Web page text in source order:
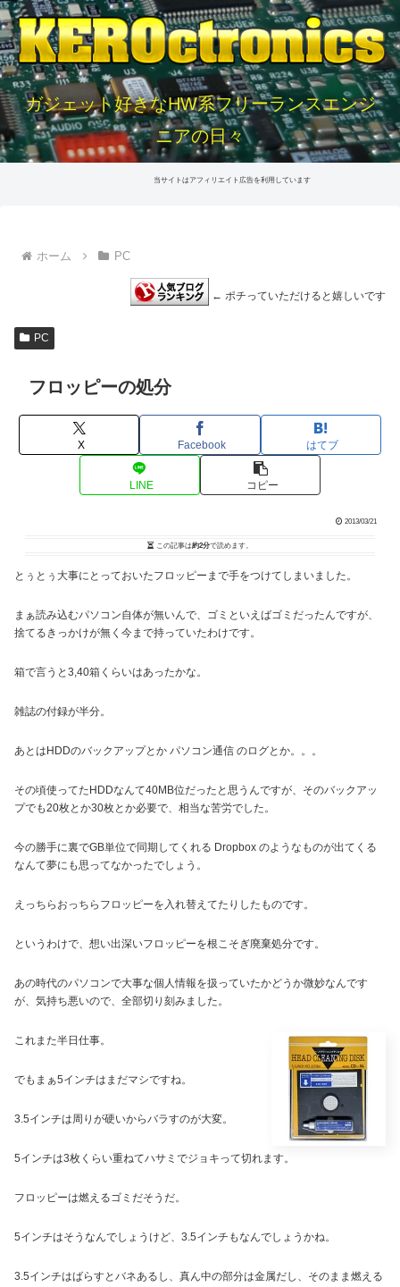
ガジェット好きなHW系フリーランスエンジ
ニアの日々
当サイトはアフィリエイト広告を利用しています
ホーム PC
← ポチっていただけると嬉しいです
PC
フロッピーの処分
X Facebook はてブ
LINE コピー
2013/03/21
この記事は約2分で読めます。
とぅとぅ大事にとっておいたフロッピーまで手をつけてしまいました。
まぁ読み込むパソコン自体が無いんで、ゴミといえばゴミだったんですが、
捨てるきっかけが無く今まで持っていたわけです。
箱で言うと3,40箱くらいはあったかな。
雑誌の付録が半分。
あとはHDDのバックアップとか パソコン通信 のログとか。。。
その頃使ってたHDDなんて40MB位だったと思うんですが、そのバックアッ
プでも20枚とか30枚とか必要で、相当な苦労でした。
今の勝手に裏でGB単位で同期してくれる Dropbox のようなものが出てくる
なんて夢にも思ってなかったでしょう。
えっちらおっちらフロッピーを入れ替えてたりしたものです。
というわけで、想い出深いフロッピーを根こそぎ廃棄処分です。
あの時代のパソコンで大事な個人情報を扱っていたかどうか微妙なんです
が、気持ち悪いので、全部切り刻みました。
これまた半日仕事。
でもまぁ5インチはまだマシですね。
3.5インチは周りが硬いからバラすのが大変。
5インチは3枚くらい重ねてハサミでジョキって切れます。
フロッピーは燃えるゴミだそうだ。
5インチはそうなんでしょうけど、3.5インチもなんでしょうかね。
3.5インチはばらすとバネあるし、真ん中の部分は金属だし、そのまま燃える